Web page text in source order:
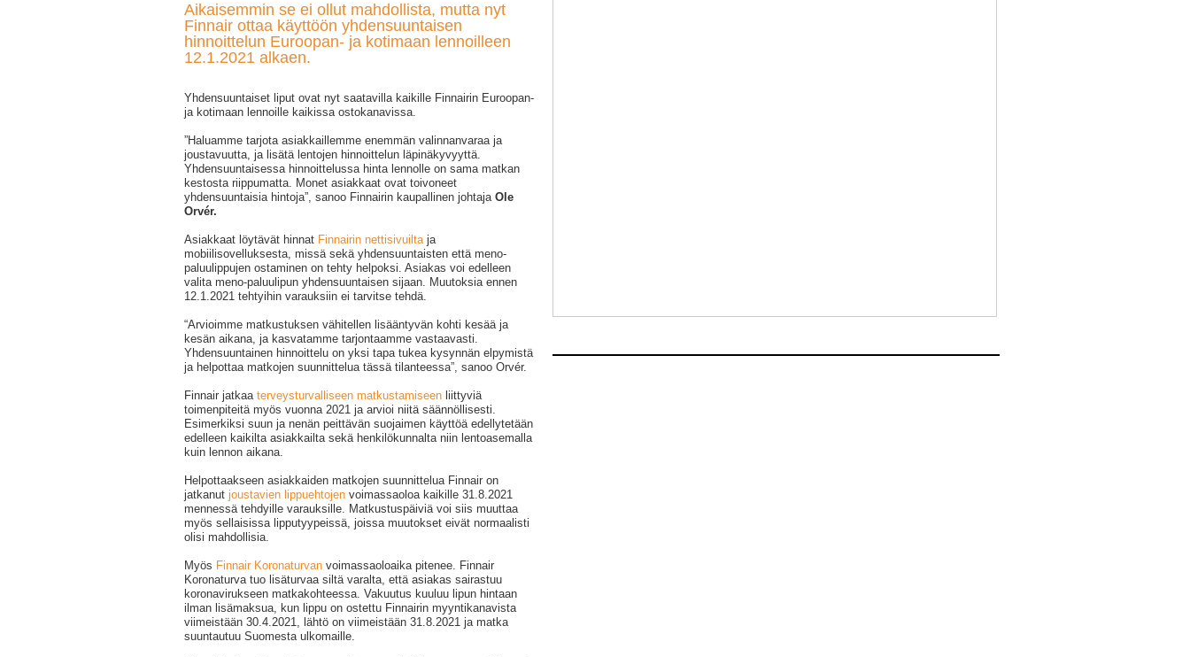
Aikaisemmin se ei ollut mahdollista, mutta nyt
Finnair ottaa käyttöön yhdensuuntaisen
hinnoittelun Euroopan- ja kotimaan lennoilleen
12.1.2021 alkaen.
Yhdensuuntaiset liput ovat nyt saatavilla kaikille Finnairin Euroopan-
ja kotimaan lennoille kaikissa ostokanavissa.
”Haluamme tarjota asiakkaillemme enemmän valinnanvaraa ja
joustavuutta, ja lisätä lentojen hinnoittelun läpinäkyvyyttä.
Yhdensuuntaisessa hinnoittelussa hinta lennolle on sama matkan
kestosta riippumatta. Monet asiakkaat ovat toivoneet
yhdensuuntaisia hintoja”, sanoo Finnairin kaupallinen johtaja Ole
Orvér.
Asiakkaat löytävät hinnat Finnairin nettisivuiltaja
mobiilisovelluksesta, missä sekä yhdensuuntaisten että meno-
paluulippujen ostaminen on tehty helpoksi. Asiakas voi edelleen
valita meno-paluulipun yhdensuuntaisen sijaan. Muutoksia ennen
12.1.2021 tehtyihin varauksiin ei tarvitse tehdä.
“Arvioimme matkustuksen vähitellen lisääntyvän kohti kesää ja
kesän aikana, ja kasvatamme tarjontaamme vastaavasti.
Yhdensuuntainen hinnoittelu on yksi tapa tukea kysynnän elpymistä
ja helpottaa matkojen suunnittelua tässä tilanteessa”, sanoo Orvér.
Finnair jatkaa terveysturvalliseen matkustamiseenliittyviä
toimenpiteitä myös vuonna 2021 ja arvioi niitä säännöllisesti.
Esimerkiksi suun ja nenän peittävän suojaimen käyttöä edellytetään
edelleen kaikilta asiakkailta sekä henkilökunnalta niin lentoasemalla
kuin lennon aikana.
Helpottaakseen asiakkaiden matkojen suunnittelua Finnair on
jatkanut joustavien lippuehtojenvoimassaoloa kaikille 31.8.2021
mennessä tehdyille varauksille. Matkustuspäiviä voi siis muuttaa
myös sellaisissa lipputyypeissä, joissa muutokset eivät normaalisti
olisi mahdollisia.
Myös Finnair Koronaturvanvoimassaoloaika pitenee. Finnair
Koronaturva tuo lisäturvaa siltä varalta, että asiakas sairastuu
koronavirukseen matkakohteessa. Vakuutus kuuluu lipun hintaan
ilman lisämaksua, kun lippu on ostettu Finnairin myyntikanavista
viimeistään 30.4.2021, lähtö on viimeistään 31.8.2021 ja matka
suuntautuu Suomesta ulkomaille.